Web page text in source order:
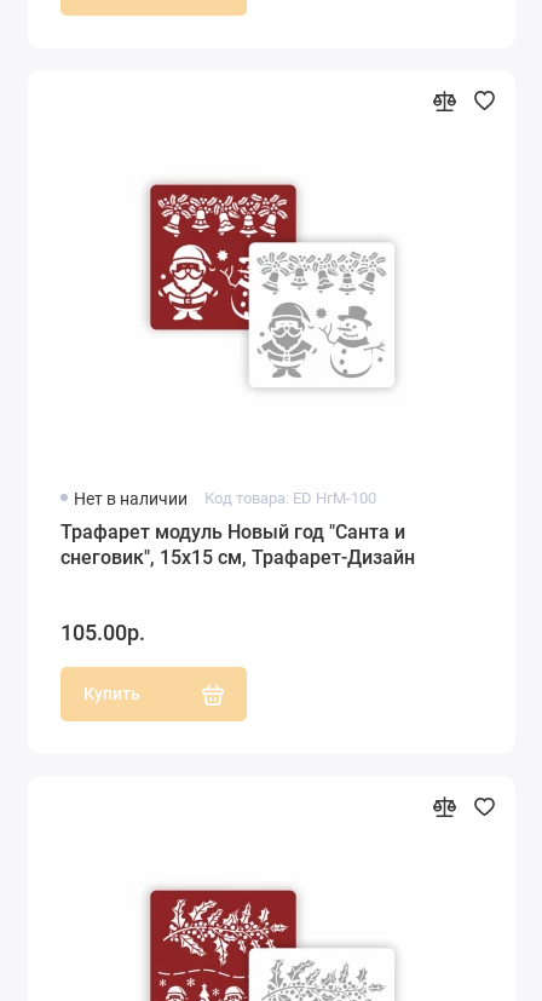
Нет в наличии Код товара: ED НгМ-100
Трафарет модуль Новый год "Санта и
снеговик", 15х15 см, Трафарет-Дизайн
105.00р.
Купить